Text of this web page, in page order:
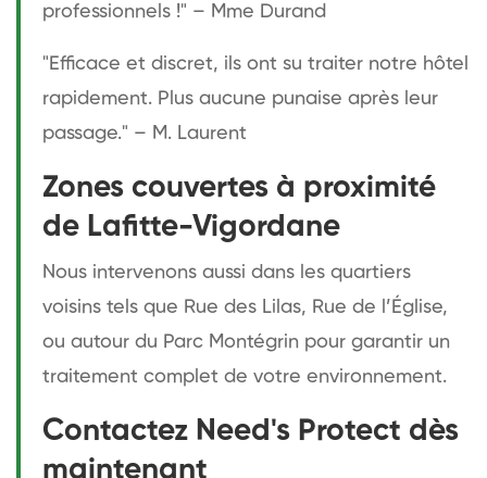
professionnels !" – Mme Durand
"Efficace et discret, ils ont su traiter notre hôtel
rapidement. Plus aucune punaise après leur
passage." – M. Laurent
Zones couvertes à proximité
de Lafitte-Vigordane
Nous intervenons aussi dans les quartiers
voisins tels que Rue des Lilas, Rue de l’Église,
ou autour du Parc Montégrin pour garantir un
traitement complet de votre environnement.
Contactez Need's Protect dès
maintenant